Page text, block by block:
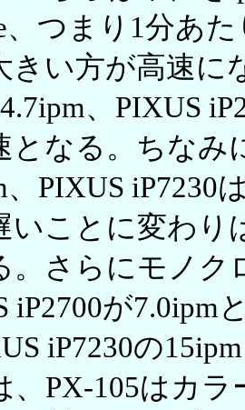
、つまり1分あ
きい方が高速に
、PIXUS
となる。ちなみ
、PIXUS iP7230
いことに変わり
。さらにモノク
iP2700が7.0ipm
iP7230の
、PX-105はカ